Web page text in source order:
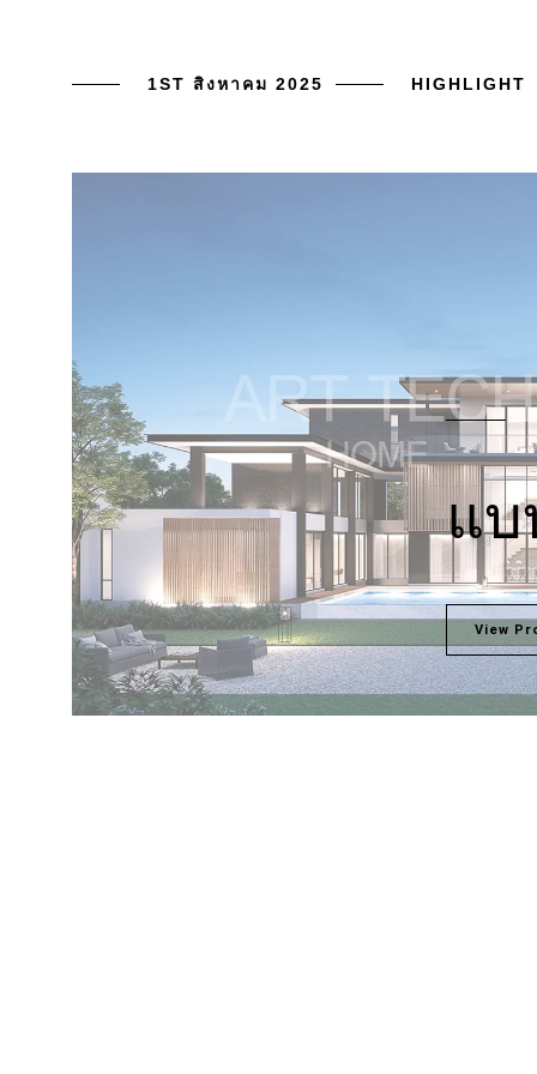
1ST สิงหาคม 2025 HIGHLIGHT
แบ
View